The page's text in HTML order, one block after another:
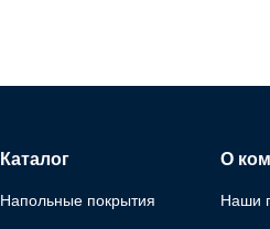
Каталог
Напольные покрытия
О
Наши